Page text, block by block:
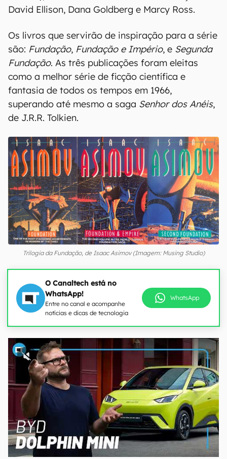
David Ellison, Dana Goldberg e Marcy Ross.
Os livros que servirão de inspiração para a série
são: Fundação, Fundação e Império, e Segunda
Fundação. As três publicações foram eleitas
como a melhor série de ficção científica e
fantasia de todos os tempos em 1966,
superando até mesmo a saga Senhor dos Anéis,
de J.R.R. Tolkien.
Trilogia da Fundação, de Isaac Asimov (Imagem: Musing Studio)
O Canaltech está no
WhatsApp!
Entre no canal e acompanhe
notícias e dicas de tecnologia
WhatsApp